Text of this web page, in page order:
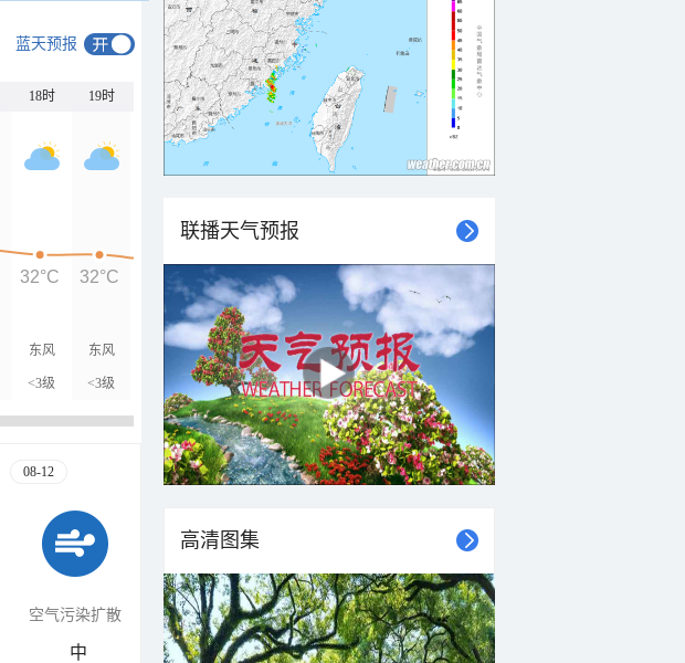
蓝天预报
18时 19时 20时 21时 22时 23时 00时 01时
东风
<3级
东风
<3级
北风
<3级
东风
<3级
东风
<3级
北风
<3级
东南风
<3级
东南风
32°C 32°C 31°C 31°C 31°C 30°C 30°C 30°C
08-12
空气污染扩散
中
联播天气预报
高清图集